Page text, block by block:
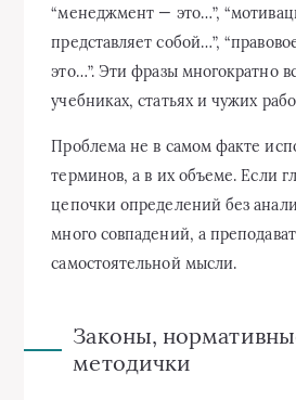
“менеджмент — это…”,
представляет собой…”,
это…”. Эти фразы многократно
учебниках, статьях и чужих
Проблема не в самом факте
терминов, а в их объеме. Если
цепочки определений без
много совпадений, а
самостоятельной мысли.
Законы,
методички